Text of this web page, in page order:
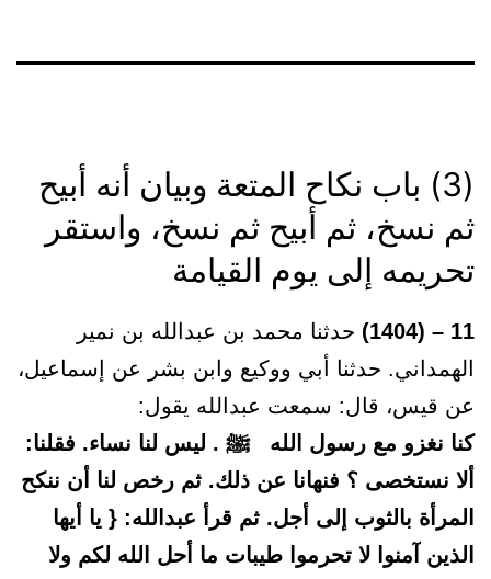
(3) باب نكاح المتعة وبيان أنه أبيح
ثم نسخ، ثم أبيح ثم نسخ، واستقر
تحريمه إلى يوم القيامة
11 – (1404)
حدثنا محمد بن عبدالله بن نمير
الهمداني. حدثنا أبي ووكيع وابن بشر عن إسماعيل،
عن قيس، قال: سمعت عبدالله يقول:
كنا نغزو مع رسول الله ﷺ . ليس لنا نساء. فقلنا:
ألا نستخصى ؟ فنهانا عن ذلك. ثم رخص لنا أن ننكح
المرأة بالثوب إلى أجل. ثم قرأ عبدالله: { يا أيها
الذين آمنوا لا تحرموا طيبات ما أحل الله لكم ولا